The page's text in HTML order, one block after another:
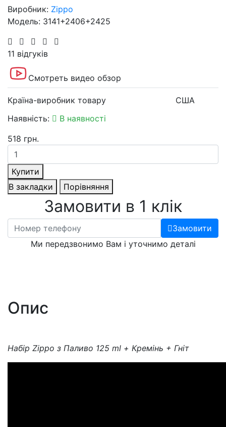
Виробник: Zippo
Модель: 3141+2406+2425
11 відгуків
Смотреть видео обзор
Країна-виробник товару
США
Наявність:
В наявності
518 грн.
Купити
В закладки
Порівняння
Замовити в 1 клік
Замовити
Ми передзвонимо Вам і уточнимо деталі
Опис
Набір Zippo з Паливо 125 ml + Кремінь + Гніт